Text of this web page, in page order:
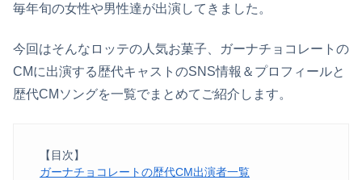
毎年旬の女性や男性達が出演してきました。
今回はそんなロッテの人気お菓子、ガーナチョコレートの
CMに出演する歴代キャストのSNS情報＆プロフィールと
歴代CMソングを一覧でまとめてご紹介します。
【目次】
ガーナチョコレートの歴代CM出演者一覧